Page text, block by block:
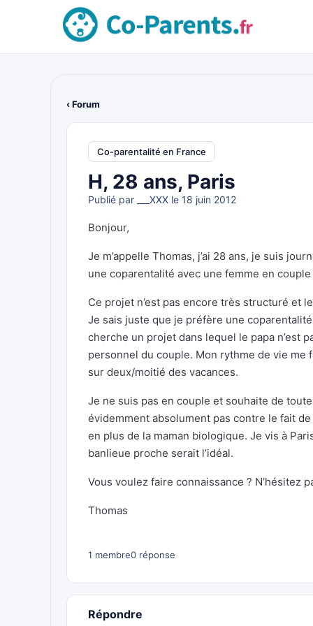
‹ Forum
Co-parentalité en France
H, 28 ans, Paris
Publié par ___XXX le 18 juin 2012
Bonjour,
Je m’appelle Thomas, j’ai 28 ans, je suis
une coparentalité avec une femme en
Ce projet n’est pas encore très structuré et
Je sais juste que je préfère une
cherche un projet dans lequel le papa n’est
personnel du couple. Mon rythme de vie
sur deux/moitié des vacances.
Je ne suis pas en couple et souhaite de
évidemment absolument pas contre le fait
en plus de la maman biologique. Je vis à
banlieue proche serait l’idéal.
Vous voulez faire connaissance ? N’hésitez
Thomas
1 membre0 réponse
Répondre